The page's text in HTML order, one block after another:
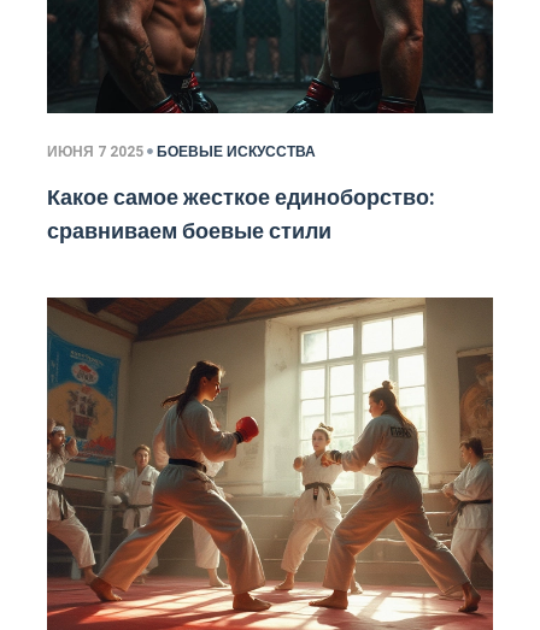
ИЮНЯ 7 2025 БОЕВЫЕ ИСКУССТВА
Какое самое жесткое единоборство:
сравниваем боевые стили